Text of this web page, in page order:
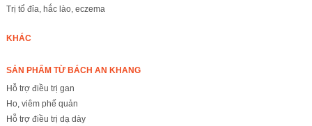
Trị tổ đỉa, hắc lào, eczema
KHÁC
SẢN PHẨM TỪ BÁCH AN KHANG
Hỗ trợ điều trị gan
Ho, viêm phế quản
Hỗ trợ điều trị dạ dày